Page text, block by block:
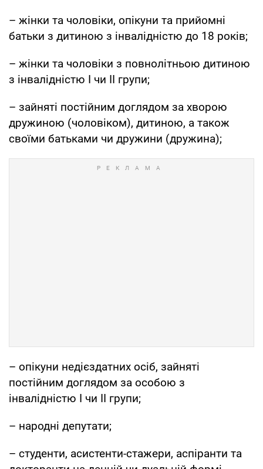
– жінки та чоловіки, опікуни та прийомні
батьки з дитиною з інвалідністю до 18 років;
– жінки та чоловіки з повнолітньою дитиною
з інвалідністю І чи ІІ групи;
– зайняті постійним доглядом за хворою
дружиною (чоловіком), дитиною, а також
своїми батьками чи дружини (дружина);
– опікуни недієздатних осіб, зайняті
постійним доглядом за особою з
інвалідністю І чи ІІ групи;
– народні депутати;
– студенти, асистенти-стажери, аспіранти та